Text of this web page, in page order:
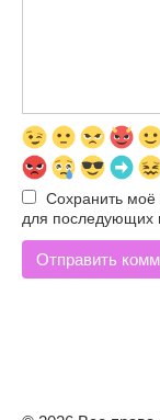
Сохранить моё
для последующих